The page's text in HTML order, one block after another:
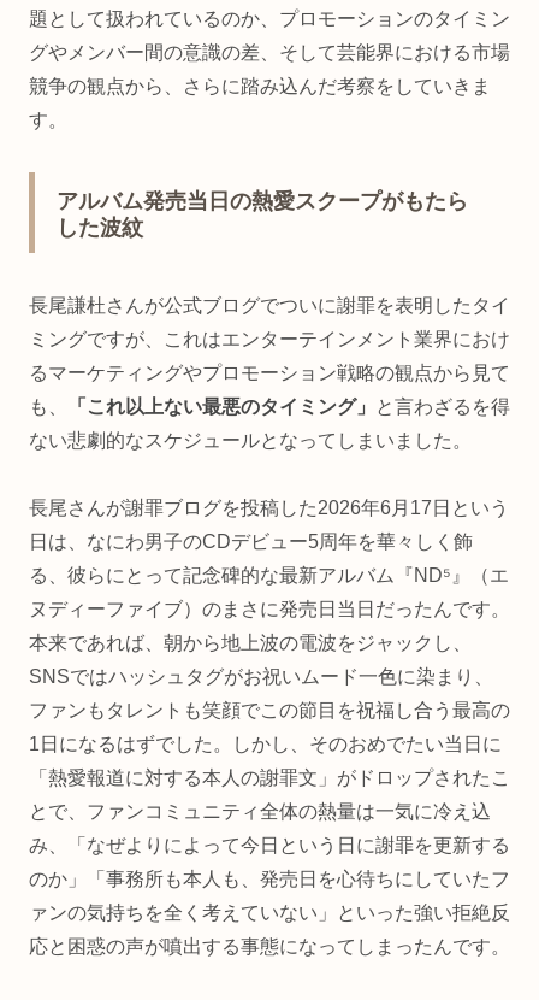
題として扱われているのか、プロモーションのタイミン
グやメンバー間の意識の差、そして芸能界における市場
競争の観点から、さらに踏み込んだ考察をしていきま
す。
アルバム発売当日の熱愛スクープがもたら
した波紋
長尾謙杜さんが公式ブログでついに謝罪を表明したタイ
ミングですが、これはエンターテインメント業界におけ
るマーケティングやプロモーション戦略の観点から見て
も、
「これ以上ない最悪のタイミング」
と言わざるを得
ない悲劇的なスケジュールとなってしまいました。
長尾さんが謝罪ブログを投稿した2026年6月17日という
日は、なにわ男子のCDデビュー5周年を華々しく飾
る、彼らにとって記念碑的な最新アルバム『ND⁵』（エ
ヌディーファイブ）のまさに発売日当日だったんです。
本来であれば、朝から地上波の電波をジャックし、
SNSではハッシュタグがお祝いムード一色に染まり、
ファンもタレントも笑顔でこの節目を祝福し合う最高の
1日になるはずでした。しかし、そのおめでたい当日に
「熱愛報道に対する本人の謝罪文」がドロップされたこ
とで、ファンコミュニティ全体の熱量は一気に冷え込
み、「なぜよりによって今日という日に謝罪を更新する
のか」「事務所も本人も、発売日を心待ちにしていたフ
ァンの気持ちを全く考えていない」といった強い拒絶反
応と困惑の声が噴出する事態になってしまったんです。